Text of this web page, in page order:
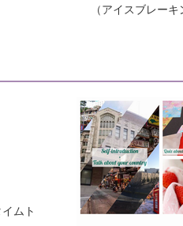
（アイスブレーキ
ムト